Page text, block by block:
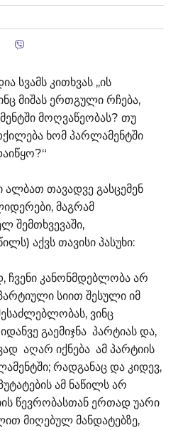
კითხვას ,,ის
მიშას ერთგული რჩება,
მოღვაწეობას? თუ
ხომ პარლამენტში
ალბათ თავადვე გასცემენ
მაგრამ
შემთხვევაში,
აქვს თავისი პასუხი:
ჩვენი კანონმდებლობა არ
სიით შესული იმ
ვინც
გაემიჯნა პარტიას და,
აღარ იქნება ამ პარტიის
რადგანაც და კიდევ,
ამ ნაწილს არ
წევრობასთან ერთად უარი
მიღებულ მანდატებზე,